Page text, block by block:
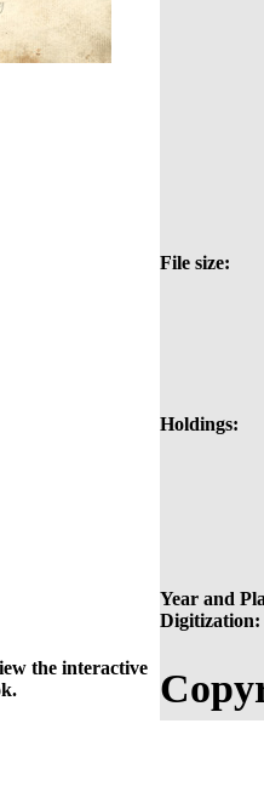
File size:
Holdings:
Year and
Digitization:
the interactive